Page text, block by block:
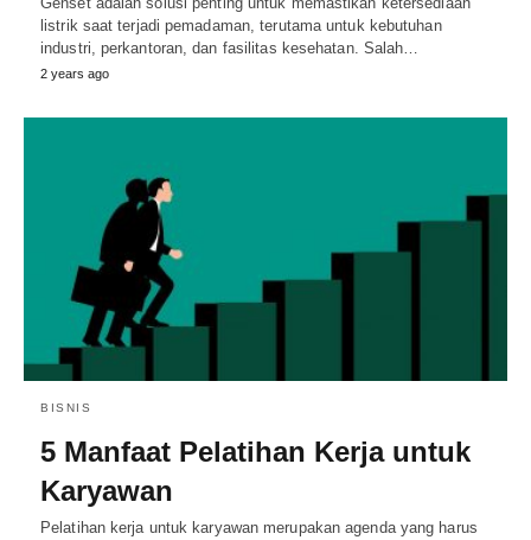
listrik saat terjadi pemadaman, terutama untuk kebutuhan
industri, perkantoran, dan fasilitas kesehatan. Salah…
2 years ago
BISNIS
5 Manfaat Pelatihan Kerja untuk
Karyawan
Pelatihan kerja untuk karyawan merupakan agenda yang harus